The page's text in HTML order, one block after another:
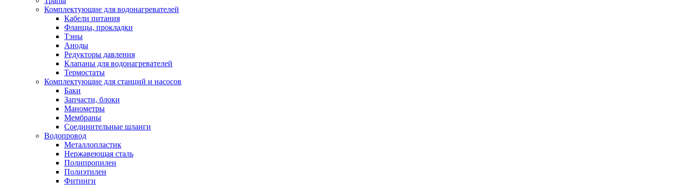
Комплектующие для водонагревателей
Кабели питания
Фланцы, прокладки
Тэны
Аноды
Редукторы давления
Клапаны для водонагревателей
Термостаты
Комплектующие для станций и насосов
Баки
Запчасти, блоки
Манометры
Мембраны
Соединительные шланги
Водопровод
Металлопластик
Нержавеющая сталь
Полипропилен
Полиэтилен
Фитинги